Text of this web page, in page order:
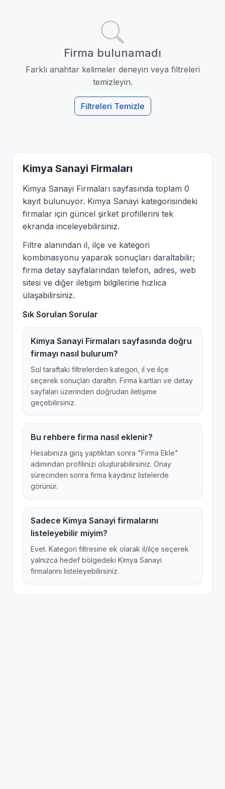
Firma bulunamadı
Farklı anahtar kelimeler deneyin veya filtreleri
temizleyin.
Filtreleri Temizle
Kimya Sanayi Firmaları
Kimya Sanayi Firmaları sayfasında toplam 0
kayıt bulunuyor. Kimya Sanayi kategorisindeki
firmalar için güncel şirket profillerini tek
ekranda inceleyebilirsiniz.
Filtre alanından il, ilçe ve kategori
kombinasyonu yaparak sonuçları daraltabilir;
firma detay sayfalarından telefon, adres, web
sitesi ve diğer iletişim bilgilerine hızlıca
ulaşabilirsiniz.
Sık Sorulan Sorular
Kimya Sanayi Firmaları sayfasında doğru
firmayı nasıl bulurum?
Sol taraftaki filtrelerden kategori, il ve ilçe
seçerek sonuçları daraltın. Firma kartları ve detay
sayfaları üzerinden doğrudan iletişime
geçebilirsiniz.
Bu rehbere firma nasıl eklenir?
Hesabınıza giriş yaptıktan sonra "Firma Ekle"
adımından profilinizi oluşturabilirsiniz. Onay
sürecinden sonra firma kaydınız listelerde
görünür.
Sadece Kimya Sanayi firmalarını
listeleyebilir miyim?
Evet. Kategori filtresine ek olarak il/ilçe seçerek
yalnızca hedef bölgedeki Kimya Sanayi
firmalarını listeleyebilirsiniz.